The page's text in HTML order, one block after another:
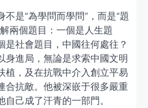
是“為學問而學問”，而是“題
兩個題目：一個是人生題
是社會題目，中國往何處往？
身進局，無論是求索中國文明
植，及在抗戰中介入創立平易
合抗敵。他被深嵌于很多嚴重
己成了汗青的一部門。